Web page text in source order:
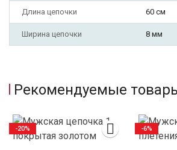
Длина цепочки 60 см
Ширина цепочки 8 мм
Рекомендуемые
-20% -6%